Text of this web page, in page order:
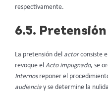
respectivamente.
6.5. Pretensión
La pretensión del actorconsiste
revoque el Acto impugnado, se
Internosreponer el
audiencia y se determine la